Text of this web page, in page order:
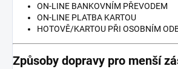
ON-LINE BANKOVNÍM PŘEVODEM
ON-LINE PLATBA KARTOU
HOTOVĚ/KARTOU PŘI OSOBNÍM
Způsoby dopravy pro menší